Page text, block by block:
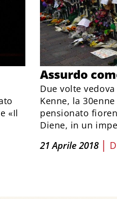
«Il
Assurdo
Due volte
Kenne, la
pensionato
Diene, in un
21 Aprile 2018 |